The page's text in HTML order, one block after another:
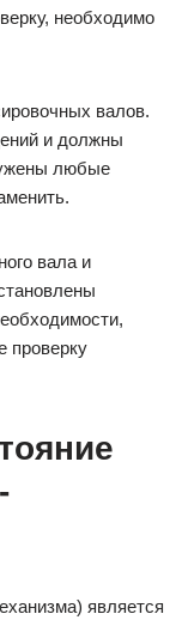
необходимо
валов.
и должны
любые
вала и
проверку
является